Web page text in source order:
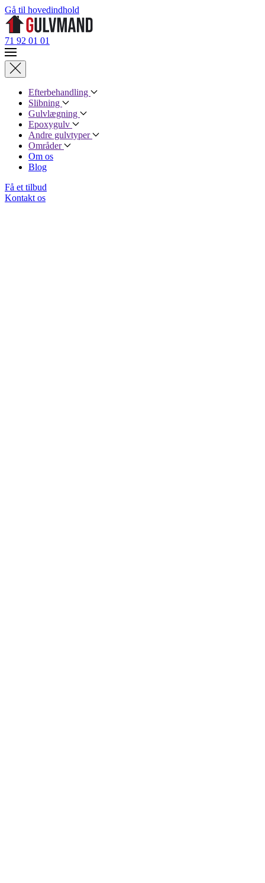
Gå til hovedindhold
71 92 01 01
Efterbehandling
Slibning
Gulvlægning
Epoxygulv
Andre gulvtyper
Områder
Om os
Blog
Få et tilbud
Kontakt os